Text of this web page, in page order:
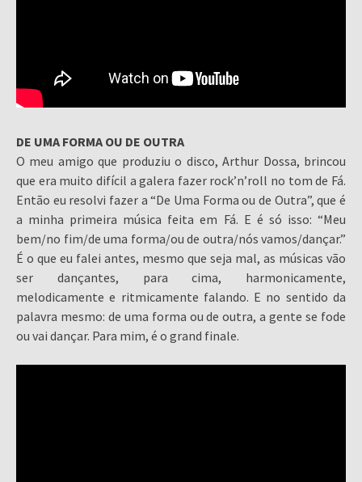
DE UMA FORMA OU DE OUTRA
O meu amigo que produziu o disco, Arthur Dossa, brincou
que era muito difícil a galera fazer rock’n’roll no tom de Fá.
Então eu resolvi fazer a “De Uma Forma ou de Outra”, que é
a minha primeira música feita em Fá. E é só isso: “Meu
bem/no fim/de uma forma/ou de outra/nós vamos/dançar.”
É o que eu falei antes, mesmo que seja mal, as músicas vão
ser dançantes, para cima, harmonicamente,
melodicamente e ritmicamente falando. E no sentido da
palavra mesmo: de uma forma ou de outra, a gente se fode
ou vai dançar. Para mim, é o grand finale.